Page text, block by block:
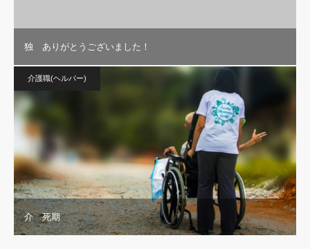
独 ありがとうございました！
介護職(ヘルパー)
介 死期